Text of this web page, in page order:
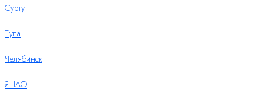
Сургут
Тула
Челябинск
ЯНАО